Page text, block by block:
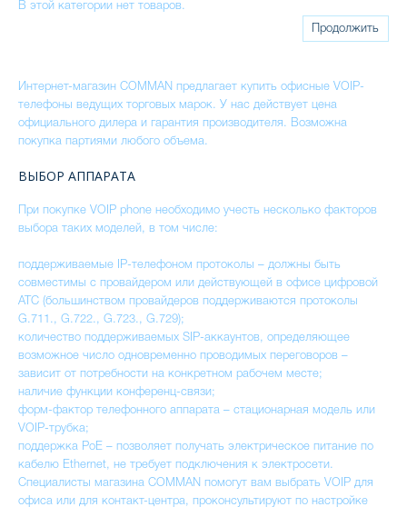
В этой категории нет товаров.
Продолжить
Интернет-магазин COMMAN предлагает купить офисные VOIP-
телефоны ведущих торговых марок. У нас действует цена
официального дилера и гарантия производителя. Возможна
покупка партиями любого объема.
ВЫБОР АППАРАТА
При покупке VOIP phone необходимо учесть несколько факторов
выбора таких моделей, в том числе:
поддерживаемые IP-телефоном протоколы – должны быть
совместимы с провайдером или действующей в офисе цифровой
АТС (большинством провайдеров поддерживаются протоколы
G.711., G.722., G.723., G.729);
количество поддерживаемых SIP-аккаунтов, определяющее
возможное число одновременно проводимых переговоров –
зависит от потребности на конкретном рабочем месте;
наличие функции конференц-связи;
форм-фактор телефонного аппарата – стационарная модель или
VOIP-трубка;
поддержка PoE – позволяет получать электрическое питание по
кабелю Ethernet, не требует подключения к электросети.
Специалисты магазина COMMAN помогут вам выбрать VOIP для
офиса или для контакт-центра, проконсультируют по настройке